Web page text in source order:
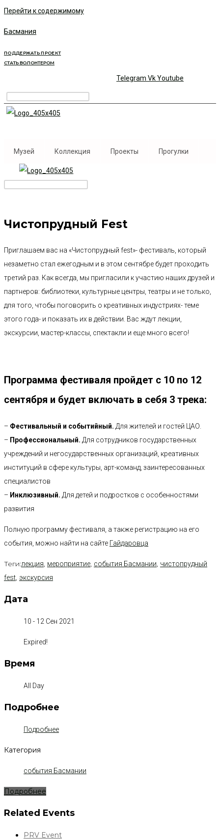
Перейти к содержимому
Басмания
ПОДДЕРЖАТЬ ПРОЕКТ
СТАТЬ ВОЛОНТЕРОМ
Telegram VkYoutube
Музей Коллекция Проекты Прогулки
Чистопрудный Fest
Приглашаем вас на «Чистопрудный fest»- фестиваль, который
незаметно стал ежегодным и в этом сентябре будет проходить
третий раз. Как всегда, мы пригласили к участию наших друзей и
партнеров: библиотеки, культурные центры, театры и не только,
для того, чтобы поговорить о креативных индустриях- теме
этого года- и показать их в действии. Вас ждут лекции,
экскурсии, мастер-классы, спектакли и еще много всего!
Программа фестиваля пройдет с 10 по 12
сентября и будет включать в себя 3 трека:
– Фестивальный и событийный. Для жителей и гостей ЦАО.
– Профессиональный. Для сотрудников государственных
учреждений и негосударственных организаций, креативных
институций в сфере культуры, арт-команд, заинтересованных
специалистов
– Инклюзивный. Для детей и подростков с особенностями
развития
Полную программу фестиваля, а также регистрацию на его
события, можно найти на сайте Гайдаровца
Теги:лекция, мероприятие, события Басмании, чистопрудный
fest, экскурсия
Дата
10 - 12 Сен 2021
Expired!
Время
All Day
Подробнее
Подробнее
Категория
события Басмании
Подробнее
Related Events
PRV Event